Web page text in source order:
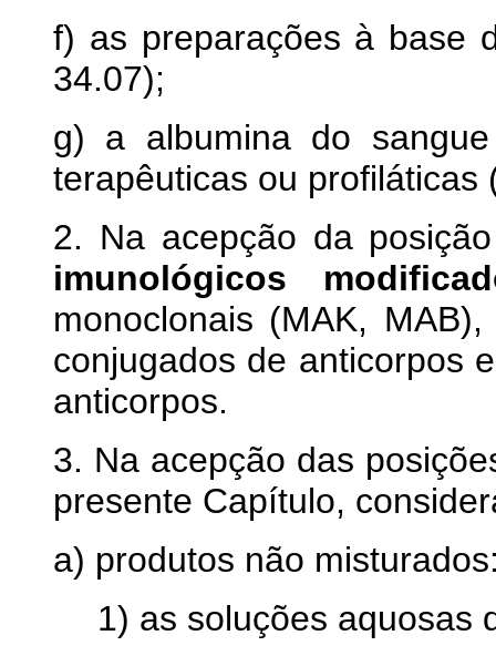
f) as preparações à base
34.07);
g) a albumina do
terapêuticas ou profiláticas
2. Na acepção da
imunológicos
monoclonais (MAK,
conjugados de anticorpos
anticorpos.
3. Na acepção das
presente Capítulo,
a) produtos não
1) as soluções aquosas